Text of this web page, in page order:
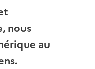
nous
au